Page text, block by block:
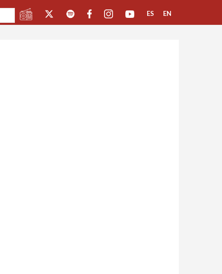
ES EN